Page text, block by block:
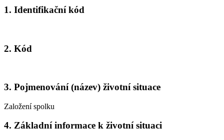
1. Identifikační kód
2. Kód
3. Pojmenování (název) životní situace
Založení spolku
4. Základní informace k životní situaci